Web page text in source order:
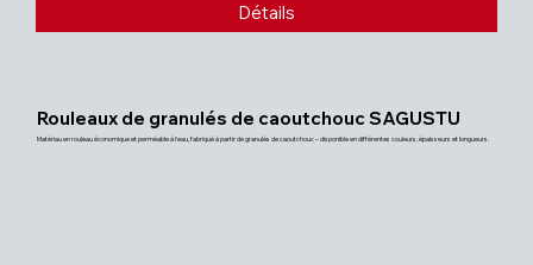
Détails
Rouleaux de granulés de caoutchouc SAGUSTU
Matériau en rouleau économique et perméable à l'eau, fabriqué à partir de granulés de caoutchouc – disponible en différentes couleurs, épaisseurs et longueurs.